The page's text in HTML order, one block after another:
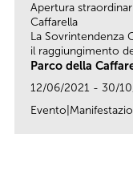
Apertura
Caffarella
La Sovrintendenza
il raggiungimento
Parco della
12/06/2021 - 30/